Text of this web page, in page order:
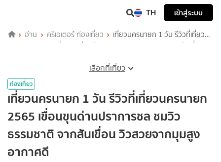
TH เข้าสู่ระบบ
อ่าน ครีเอเตอร์ ท่องเที่ยว
เที่ยวนครนายก 1 วัน รีวิวที่เที่ยว
นครนายก 2565 เขื่อนขุนด่านปราการชล ชมวิวธรรมชาติ จากสันเขื่อน วิว
เลือกที่เที่ยว
ท่องเที่ยว
เที่ยวนครนายก 1 วัน รีวิวที่เที่ยวนครนายก
2565 เขื่อนขุนด่านปราการชล ชมวิว
ธรรมชาติ จากสันเขื่อน วิวสวยจากมุมสูง
อากาศดี